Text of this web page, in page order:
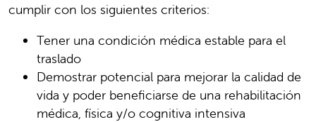
cumplir con los siguientes criterios:
Tener una condición médica estable para el
traslado
Demostrar potencial para mejorar la calidad de
vida y poder beneficiarse de una rehabilitación
médica, física y/o cognitiva intensiva